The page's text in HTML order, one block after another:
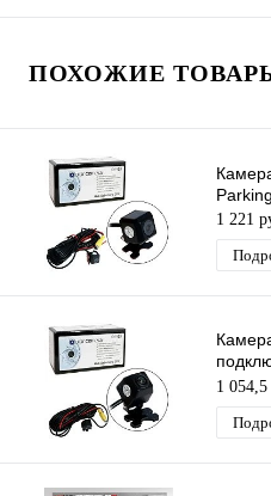
ПОХОЖИЕ
1 221
1 054,5